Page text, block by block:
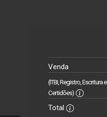
Venda
(ITBI, Registro, Escritura e
Certidões)
Total